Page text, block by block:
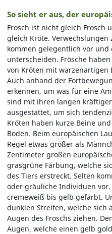
So sieht er aus, der
Frosch ist nicht gleich Frosch
gleich Kröte. Verwechslungen
kommen gelegentlich vor
unterscheiden. Frösche
von Kröten mit warzenartigen
Auch anhand der
erkennen, um was für eine
sind mit ihren langen
ausgestattet, um sich
Kröten haben kurze Beine
Boden. Beim europäischen
Regel etwas größer als
Zentimeter großen
grasgrüne Färbung, welche
des Tiers erstreckt. Selten
oder gräuliche Individuen
cremeweiß bis gelb gefärbt.
dunklen Streifen, welche sich
Augen des Froschs ziehen.
Augen, welche einen gelb